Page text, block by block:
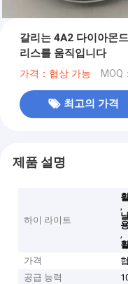
갈리는 4A2 다이아몬
리스를 움직입니다
가격：협상 가능 MOQ
최고의 가격
제품 설명
하이 라이트
,
,
가격
공급 능력